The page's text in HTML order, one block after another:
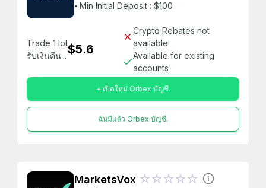
⦁ Min Initial Deposit : $100
Trade 1 lot
รับเงินคืน...$5.6
Crypto Rebates not
available
Available for existing
accounts
+ เปิดใหม่ Orbex บัญชี.
ฉันมีแล้ว Orbex บัญชี.
MarketsVox